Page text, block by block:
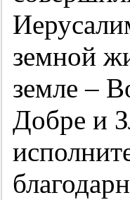
земной
земле –
Добре и